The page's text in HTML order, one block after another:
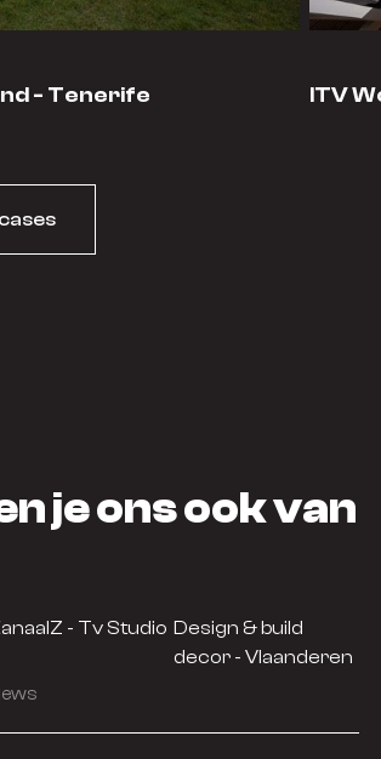
- Tenerife ITV
je ons ook van
- Tv Studio Design & build
decor - Vlaanderen